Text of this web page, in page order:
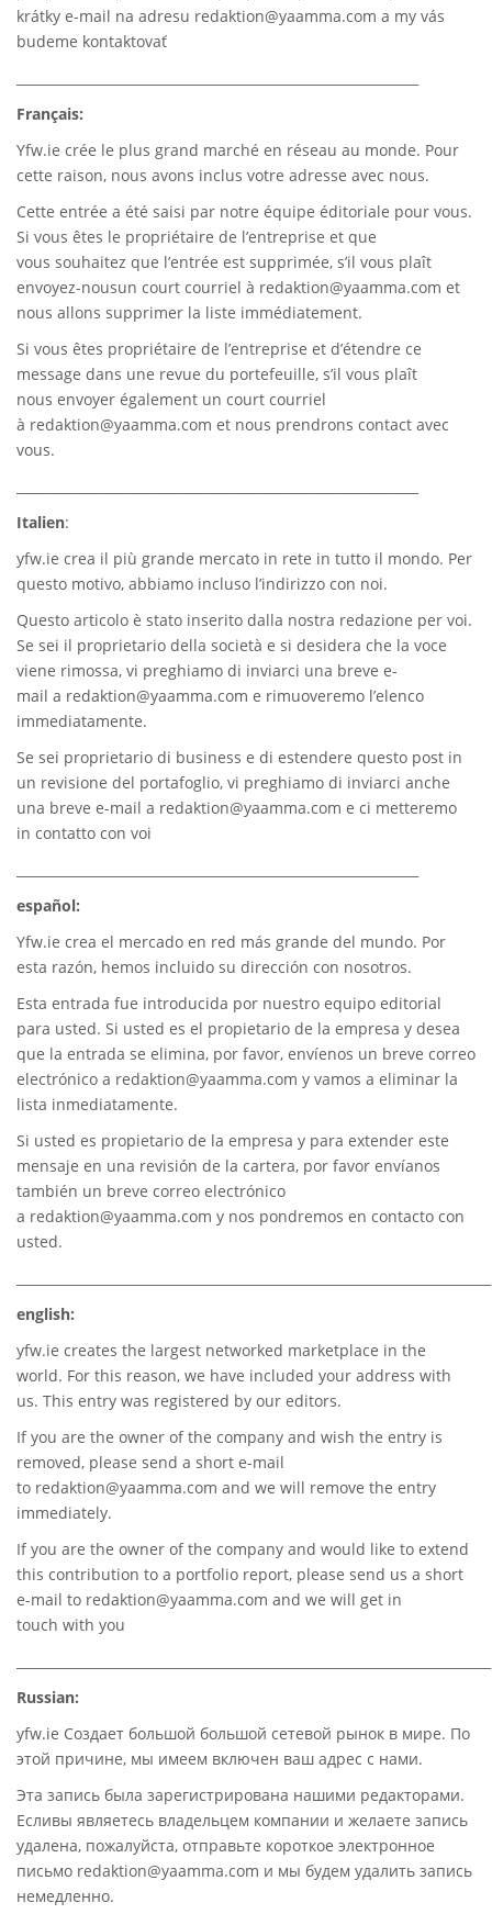
krátky e-mail na adresu redaktion@yaamma.com a my vás
budeme kontaktovať
Français:
Yfw.ie crée le plus grand marché en réseau au monde. Pour
cette raison, nous avons inclus votre adresse avec nous.
Cette entrée a été saisi par notre équipe éditoriale pour vous.
Si vous êtes le propriétaire de l’entreprise et que
vous souhaitez que l’entrée est supprimée, s’il vous plaît
envoyez-nousun court courriel à redaktion@yaamma.com et
nous allons supprimer la liste immédiatement.
Si vous êtes propriétaire de l’entreprise et d’étendre ce
message dans une revue du portefeuille, s’il vous plaît
nous envoyer également un court courriel
à redaktion@yaamma.com et nous prendrons contact avec
vous.
Italien:
yfw.ie crea il più grande mercato in rete in tutto il mondo. Per
questo motivo, abbiamo incluso l’indirizzo con noi.
Questo articolo è stato inserito dalla nostra redazione per voi.
Se sei il proprietario della società e si desidera che la voce
viene rimossa, vi preghiamo di inviarci una breve e-
mail a redaktion@yaamma.com e rimuoveremo l’elenco
immediatamente.
Se sei proprietario di business e di estendere questo post in
un revisione del portafoglio, vi preghiamo di inviarci anche
una breve e-mail a redaktion@yaamma.com e ci metteremo
in contatto con voi
español:
Yfw.ie crea el mercado en red más grande del mundo. Por
esta razón, hemos incluido su dirección con nosotros.
Esta entrada fue introducida por nuestro equipo editorial
para usted. Si usted es el propietario de la empresa y desea
que la entrada se elimina, por favor, envíenos un breve correo
electrónico a redaktion@yaamma.com y vamos a eliminar la
lista inmediatamente.
Si usted es propietario de la empresa y para extender este
mensaje en una revisión de la cartera, por favor envíanos
también un breve correo electrónico
a redaktion@yaamma.com y nos pondremos en contacto con
usted.
english:
yfw.ie creates the largest networked marketplace in the
world. For this reason, we have included your address with
us. This entry was registered by our editors.
If you are the owner of the company and wish the entry is
removed, please send a short e-mail
to redaktion@yaamma.com and we will remove the entry
immediately.
If you are the owner of the company and would like to extend
this contribution to a portfolio report, please send us a short
e-mail to redaktion@yaamma.com and we will get in
touch with you
Russian:
yfw.ie Создает большой большой сетевой рынок в мире. По
этой причине, мы имеем включен ваш адрес с нами.
Эта запись была зарегистрирована нашими редакторами.
Есливы являетесь владельцем компании и желаете запись
удалена, пожалуйста, отправьте короткое электронное
письмо redaktion@yaamma.com и мы будем удалить запись
немедленно.